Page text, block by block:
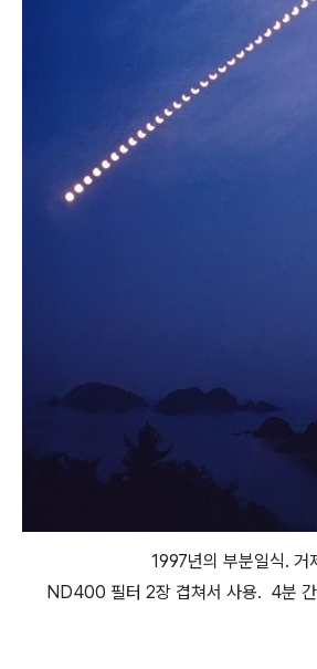
1997년의 부분일식. 거
ND400 필터 2장 겹쳐서 사용. 4분